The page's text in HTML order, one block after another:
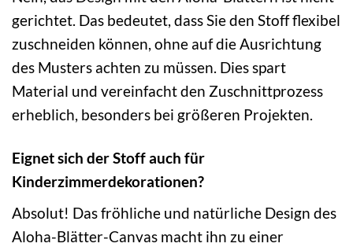
gerichtet. Das bedeutet, dass Sie den Stoff flexibel
zuschneiden können, ohne auf die Ausrichtung
des Musters achten zu müssen. Dies spart
Material und vereinfacht den Zuschnittprozess
erheblich, besonders bei größeren Projekten.
Eignet sich der Stoff auch für
Kinderzimmerdekorationen?
Absolut! Das fröhliche und natürliche Design des
Aloha-Blätter-Canvas macht ihn zu einer